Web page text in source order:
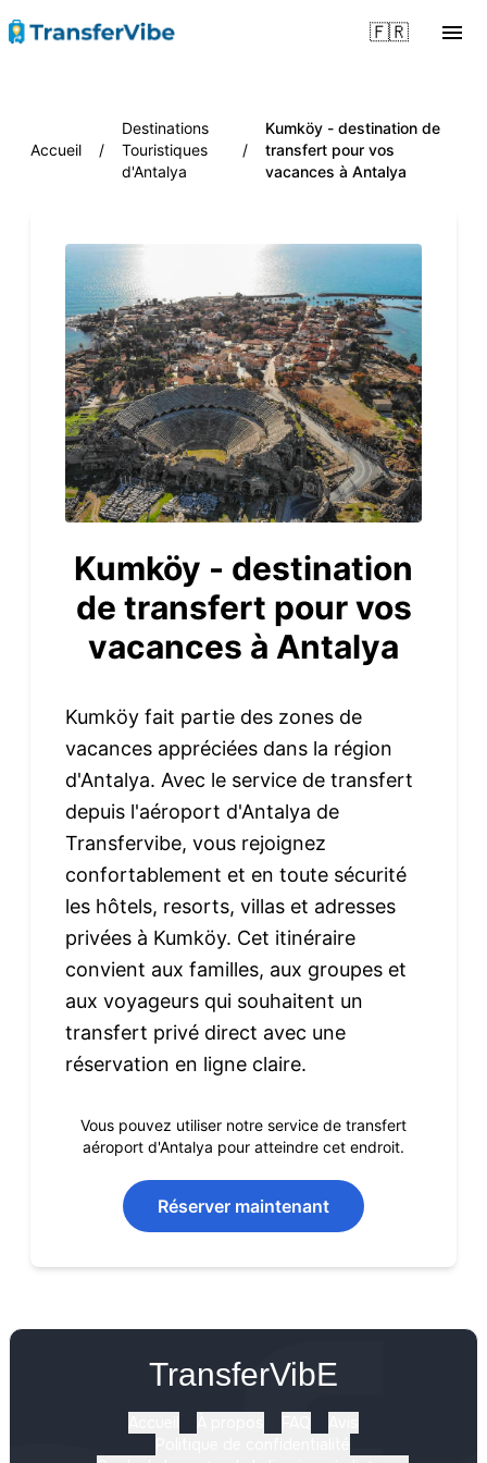
🇫🇷
Accueil /
Destinations
Touristiques
d'Antalya
/
Kumköy - destination de
transfert pour vos
vacances à Antalya
Kumköy - destination
de transfert pour vos
vacances à Antalya
Kumköy fait partie des zones de
vacances appréciées dans la région
d'Antalya. Avec le service de transfert
depuis l'aéroport d'Antalya de
Transfervibe, vous rejoignez
confortablement et en toute sécurité
les hôtels, resorts, villas et adresses
privées à Kumköy. Cet itinéraire
convient aux familles, aux groupes et
aux voyageurs qui souhaitent un
transfert privé direct avec une
réservation en ligne claire.
Vous pouvez utiliser notre service de transfert
aéroport d'Antalya pour atteindre cet endroit.
Réserver maintenant
TransferVibE